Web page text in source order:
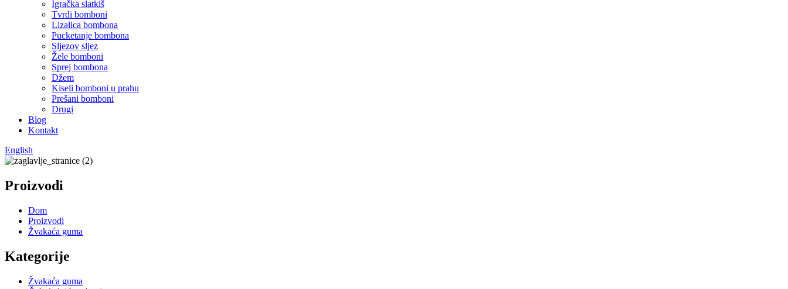
Igračka slatkiš
Tvrdi bomboni
Lizalica bombona
Pucketanje bombona
Sljezov sljez
Žele bomboni
Sprej bombona
Džem
Kiseli bomboni u prahu
Prešani bomboni
Drugi
Blog
Kontakt
English
Proizvodi
Dom
Proizvodi
Žvakaća guma
Kategorije
Žvakaća guma